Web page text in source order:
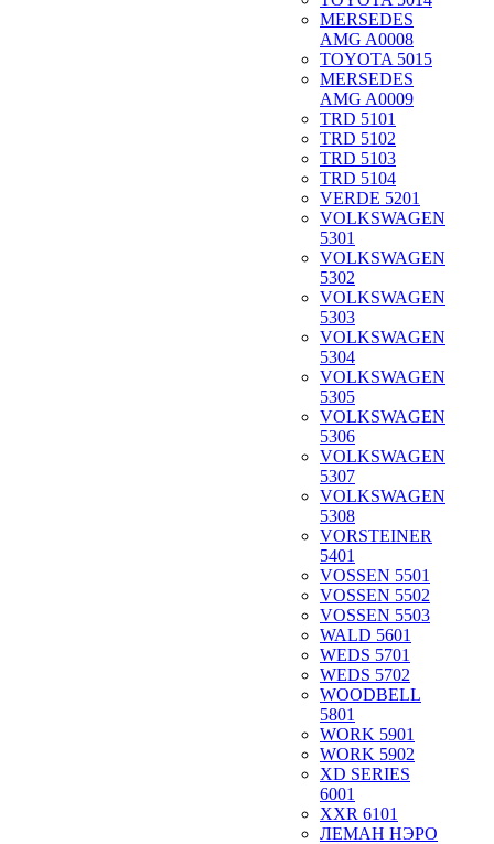
MERSEDES
AMG A0008
TOYOTA 5015
MERSEDES
AMG A0009
TRD 5101
TRD 5102
TRD 5103
TRD 5104
VERDE 5201
VOLKSWAGEN
5301
VOLKSWAGEN
5302
VOLKSWAGEN
5303
VOLKSWAGEN
5304
VOLKSWAGEN
5305
VOLKSWAGEN
5306
VOLKSWAGEN
5307
VOLKSWAGEN
5308
VORSTEINER
5401
VOSSEN 5501
VOSSEN 5502
VOSSEN 5503
WALD 5601
WEDS 5701
WEDS 5702
WOODBELL
5801
WORK 5901
WORK 5902
XD SERIES
6001
XXR 6101
ЛЕМАН НЭРО